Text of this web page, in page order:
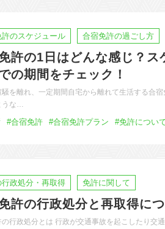
許のスケジュール 合宿免許の過ごし方
許の1日はどんな感じ？ス
の期間をチェック！
騒を離れ、一定期間自宅から離れて生活する合
うな…
#合宿免許 #合宿免許プラン #免許につい
行政処分・再取得 免許に関して
許の行政処分と再取得に
の行政処分とは 行政が交通事故を起こしたり交